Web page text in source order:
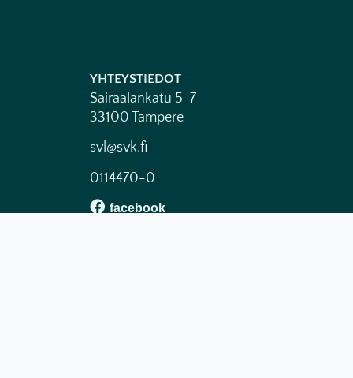
YHTEYSTIEDOT
Sairaalankatu 5-7
33100 Tampere
svl@svk.fi
0114470-0